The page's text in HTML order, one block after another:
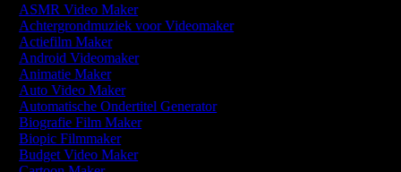
ASMR Video Maker
Achtergrondmuziek voor Videomaker
Actiefilm Maker
Android Videomaker
Animatie Maker
Auto Video Maker
Automatische Ondertitel Generator
Biografie Film Maker
Biopic Filmmaker
Budget Video Maker